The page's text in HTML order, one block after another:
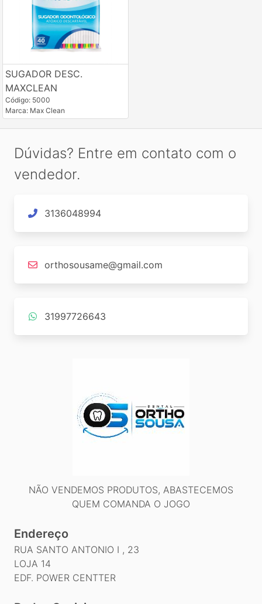
SUGADOR DESC.
MAXCLEAN
Código: 5000
Marca: Max Clean
Dúvidas? Entre em contato com o
vendedor.
3136048994
orthosousame@gmail.com
31997726643
NÃO VENDEMOS PRODUTOS, ABASTECEMOS
QUEM COMANDA O JOGO
Endereço
RUA SANTO ANTONIO I , 23
LOJA 14
EDF. POWER CENTTER